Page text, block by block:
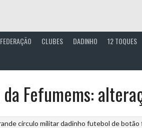
CLUBES DADINHO 12 TOQUES
Fefumems:
círculo militardadinho futebol de botão